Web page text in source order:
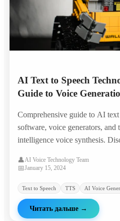
AI Text to Speech
Guide to Voice
Comprehensive guide to AI
software, voice generators,
intelligence voice synthesis.
👤AI Voice Technology Team
📅January 15, 2024
Text to Speech TTS AI Voice
Читать дальше →